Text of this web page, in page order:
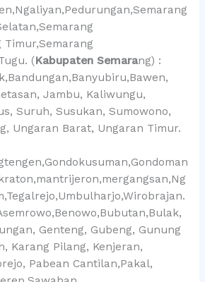
Timur,Semarang
(Kabupaten Semarang) :
Jambu, Kaliwungu,
Suruh, Susukan, Sumowono,
Ungaran Barat, Ungaran Timur.
Genteng, Gubeng, Gunung
Karang Pilang, Kenjeran,
Pabean Cantilan,Pakal,